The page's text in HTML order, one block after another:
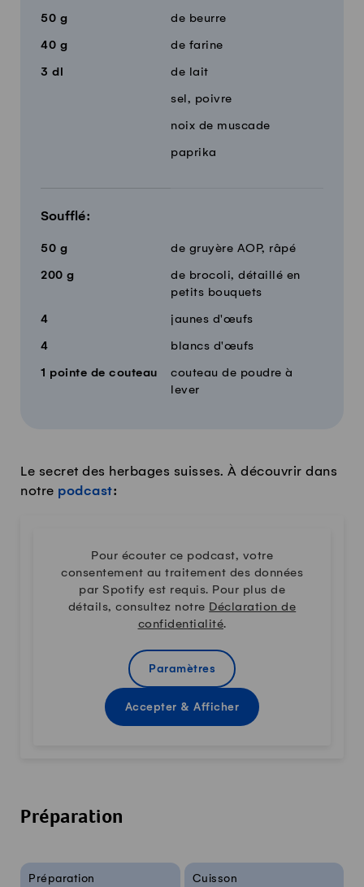
50 g de beurre
40 g de farine
3 dl de lait
sel, poivre
noix de muscade
paprika
Soufflé:
50 g de gruyère AOP, râpé
200 g
de brocoli, détaillé en
petits bouquets
4 jaunes d'œufs
4 blancs d'œufs
1 pointe de couteau
couteau de poudre à
lever
Le secret des herbages suisses. À découvrir dans
notre podcast:
Pour écouter ce podcast, votre
consentement au traitement des données
par Spotify est requis. Pour plus de
détails, consultez notre Déclaration de
confidentialité.
Paramètres
Accepter & Afficher
Préparation
Infos sur la recette
Préparation
Cuisson